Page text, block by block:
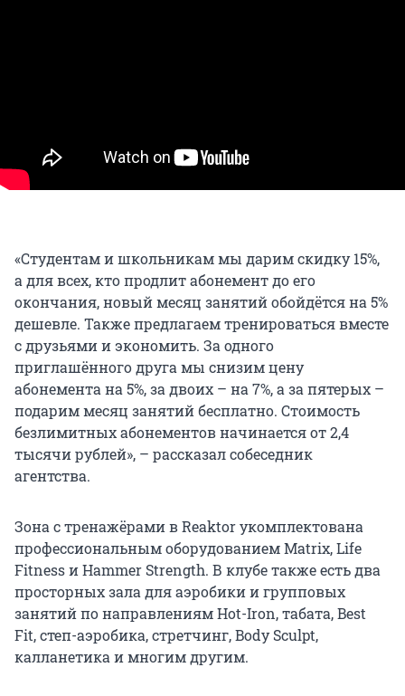
«Студентам и школьникам мы дарим скидку 15%,
а для всех, кто продлит абонемент до его
окончания, новый месяц занятий обойдётся на 5%
дешевле. Также предлагаем тренироваться вместе
с друзьями и экономить. За одного
приглашённого друга мы снизим цену
абонемента на 5%, за двоих – на 7%, а за пятерых –
подарим месяц занятий бесплатно. Стоимость
безлимитных абонементов начинается от 2,4
тысячи рублей», – рассказал собеседник
агентства.
Зона с тренажёрами в Reaktor укомплектована
профессиональным оборудованием Matrix, Life
Fitness и Hammer Strength. В клубе также есть два
просторных зала для аэробики и групповых
занятий по направлениям Hot-Iron, табата, Best
Fit, степ-аэробика, стретчинг, Body Sculpt,
калланетика и многим другим.